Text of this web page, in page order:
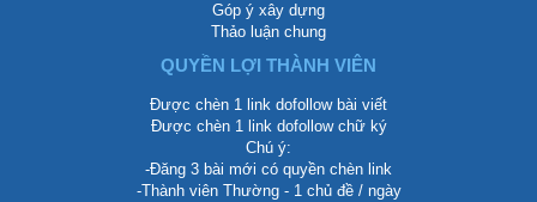
Góp ý xây dựng
Thảo luận chung
QUYỀN LỢI THÀNH VIÊN
Được chèn 1 link dofollow bài viết
Được chèn 1 link dofollow chữ ký
Chú ý:
-Đăng 3 bài mới có quyền chèn link
-Thành viên Thường - 1 chủ đề / ngày